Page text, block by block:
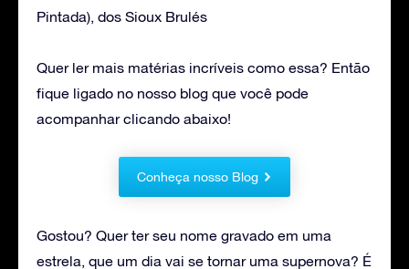
Pintada), dos Sioux Brulés
Quer ler mais matérias incríveis como essa? Então
fique ligado no nosso blog que você pode
acompanhar clicando abaixo!
Conheça nosso Blog
Gostou? Quer ter seu nome gravado em uma
estrela, que um dia vai se tornar uma supernova? É